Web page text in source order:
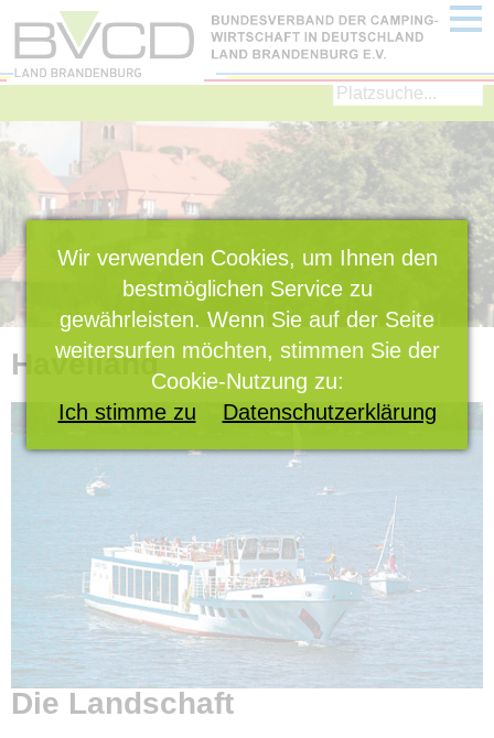
Home
im Osten
im Süden
im Westen
Dauercamping
Mietobjekte
Detailsuche
Imagefilm
Regionen
Prignitz
Ruppiner Seenland
Uckermark
Barnimer Land
Seenland Oder-Spree
Dahme Seengebiet
Havelland
Die Landschaft
Wir verwenden Cookies, um Ihnen den
bestmöglichen Service zu
gewährleisten. Wenn Sie auf der Seite
weitersurfen möchten, stimmen Sie der
Cookie-Nutzung zu:
Ich stimme zu
Datenschutzerklärung